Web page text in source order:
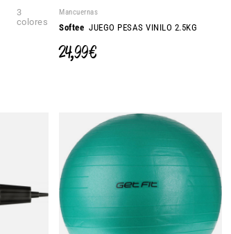
3
colores
Mancuernas
Softee JUEGO PESAS VINILO 2.5KG
24,99 €